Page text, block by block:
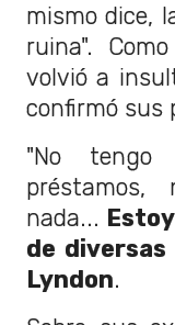
mismo dice,
ruina".
volvió a
confirmó sus
"No
préstamos,
nada...
de diversas
Lyndon.